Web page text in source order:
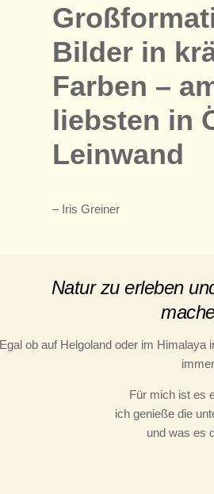
Bilder in
Farben –
liebsten in
Leinwand
– Iris Greiner
Natur zu erleben
Egal ob auf Helgoland oder im Himalaya
Für mich ist es
ich genieße die
und was es